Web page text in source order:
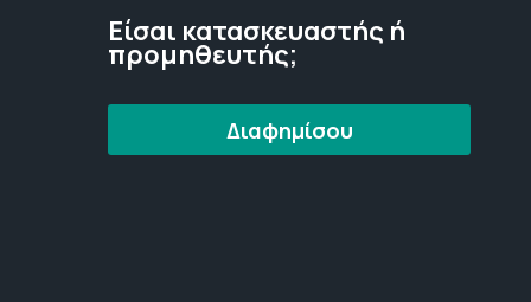
Είσαι κατασκευαστής ή
προμηθευτής;
Διαφημίσου